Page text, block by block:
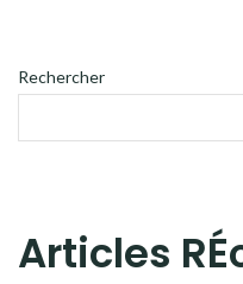
ARTICLES
Rechercher
Articles